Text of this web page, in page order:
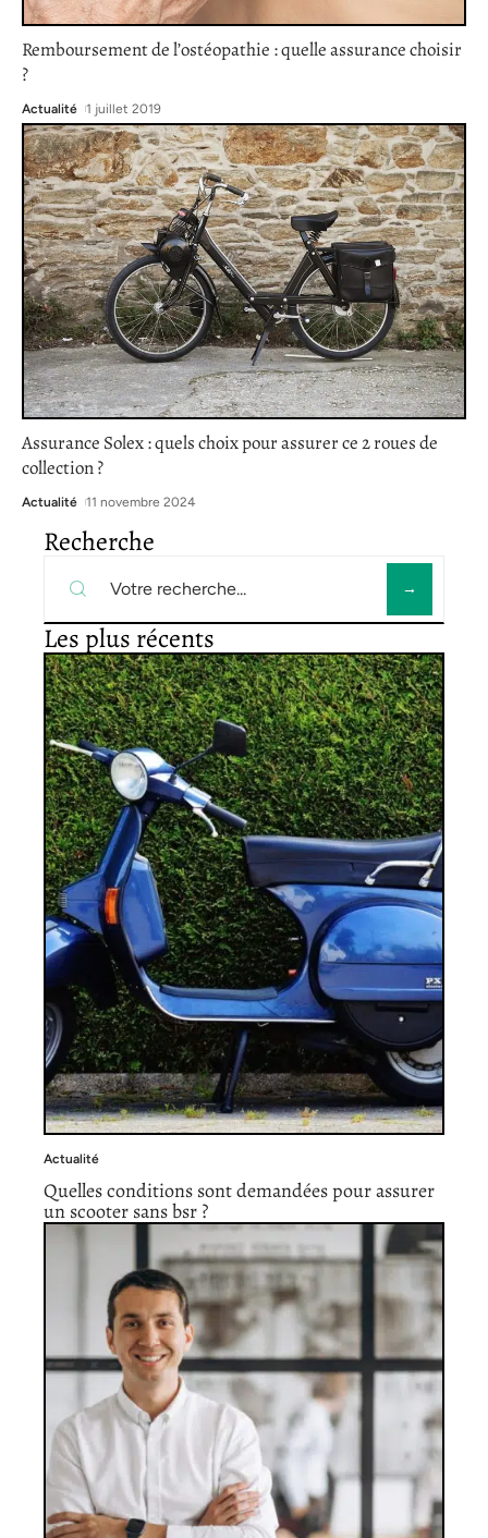
Remboursement de l’ostéopathie : quelle assurance choisir
?
Actualité 1 juillet 2019
Assurance Solex : quels choix pour assurer ce 2 roues de
collection ?
Actualité 11 novembre 2024
Recherche
Les plus récents
Actualité
Quelles conditions sont demandées pour assurer
un scooter sans bsr ?